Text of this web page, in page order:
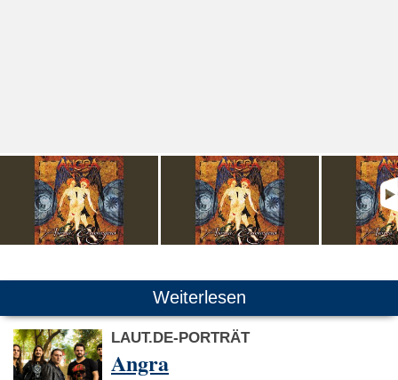
Weiterlesen
LAUT.DE-PORTRÄT
Angra